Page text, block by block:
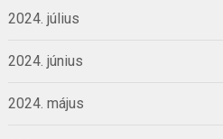
2024. július
2024. június
2024. május